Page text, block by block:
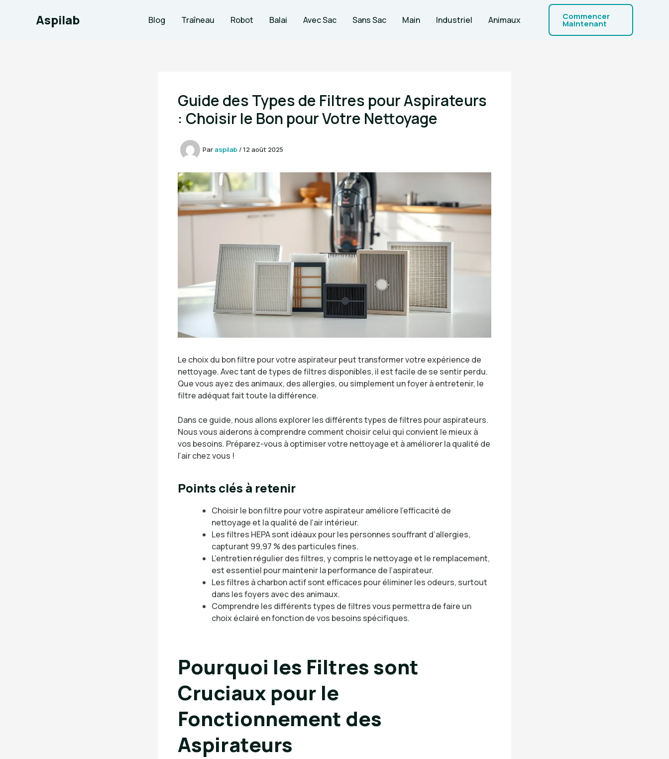
Aspilab Blog Traîneau Robot Balai Avec Sac Sans Sac Main Industriel Animaux Commencer
Maintenant
Guide des Types de Filtres pour Aspirateurs
: Choisir le Bon pour Votre Nettoyage
Paraspilab /12 août 2025
Le choix du bon filtre pour votre aspirateur peut transformer votre expérience de
nettoyage. Avec tant de types de filtres disponibles, il est facile de se sentir perdu.
Que vous ayez des animaux, des allergies, ou simplement un foyer à entretenir, le
filtre adéquat fait toute la différence.
Dans ce guide, nous allons explorer les différents types de filtres pour aspirateurs.
Nous vous aiderons à comprendre comment choisir celui qui convient le mieux à
vos besoins. Préparez-vous à optimiser votre nettoyage et à améliorer la qualité de
l’air chez vous !
Points clés à retenir
Choisir le bon filtre pour votre aspirateur améliore l’efficacité de
nettoyage et la qualité de l’air intérieur.
Les filtres HEPA sont idéaux pour les personnes souffrant d’allergies,
capturant 99,97 % des particules fines.
L’entretien régulier des filtres, y compris le nettoyage et le remplacement,
est essentiel pour maintenir la performance de l’aspirateur.
Les filtres à charbon actif sont efficaces pour éliminer les odeurs, surtout
dans les foyers avec des animaux.
Comprendre les différents types de filtres vous permettra de faire un
choix éclairé en fonction de vos besoins spécifiques.
Pourquoi les Filtres sont
Cruciaux pour le
Fonctionnement des
Aspirateurs